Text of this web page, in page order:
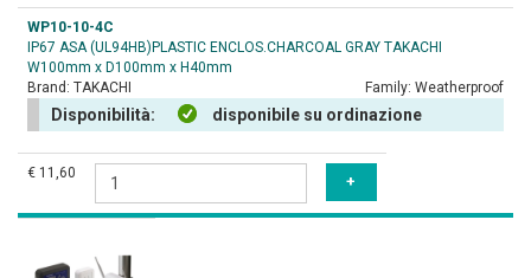
WP10-10-4C
IP67 ASA (UL94HB)PLASTIC ENCLOS.CHARCOAL GRAY TAKACHI
W100mm x D100mm x H40mm
Brand: TAKACHI Family: Weatherproof
Disponibilità: disponibile su ordinazione
€ 11,60